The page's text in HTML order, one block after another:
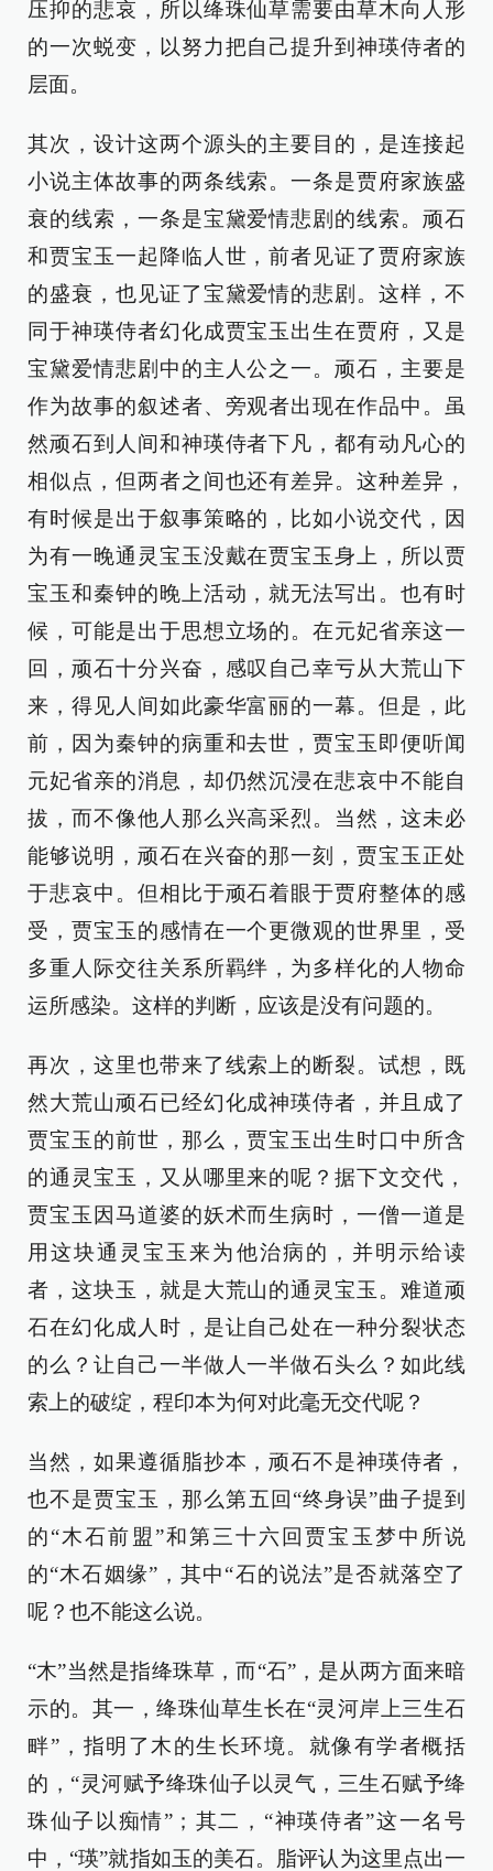
压抑的悲哀，所以绛珠仙草需要由草木向人形
的一次蜕变，以努力把自己提升到神瑛侍者的
层面。
其次，设计这两个源头的主要目的，是连接起
小说主体故事的两条线索。一条是贾府家族盛
衰的线索，一条是宝黛爱情悲剧的线索。顽石
和贾宝玉一起降临人世，前者见证了贾府家族
的盛衰，也见证了宝黛爱情的悲剧。这样，不
同于神瑛侍者幻化成贾宝玉出生在贾府，又是
宝黛爱情悲剧中的主人公之一。顽石，主要是
作为故事的叙述者、旁观者出现在作品中。虽
然顽石到人间和神瑛侍者下凡，都有动凡心的
相似点，但两者之间也还有差异。这种差异，
有时候是出于叙事策略的，比如小说交代，因
为有一晚通灵宝玉没戴在贾宝玉身上，所以贾
宝玉和秦钟的晚上活动，就无法写出。也有时
候，可能是出于思想立场的。在元妃省亲这一
回，顽石十分兴奋，感叹自己幸亏从大荒山下
来，得见人间如此豪华富丽的一幕。但是，此
前，因为秦钟的病重和去世，贾宝玉即便听闻
元妃省亲的消息，却仍然沉浸在悲哀中不能自
拔，而不像他人那么兴高采烈。当然，这未必
能够说明，顽石在兴奋的那一刻，贾宝玉正处
于悲哀中。但相比于顽石着眼于贾府整体的感
受，贾宝玉的感情在一个更微观的世界里，受
多重人际交往关系所羁绊，为多样化的人物命
运所感染。这样的判断，应该是没有问题的。
再次，这里也带来了线索上的断裂。试想，既
然大荒山顽石已经幻化成神瑛侍者，并且成了
贾宝玉的前世，那么，贾宝玉出生时口中所含
的通灵宝玉，又从哪里来的呢？据下文交代，
贾宝玉因马道婆的妖术而生病时，一僧一道是
用这块通灵宝玉来为他治病的，并明示给读
者，这块玉，就是大荒山的通灵宝玉。难道顽
石在幻化成人时，是让自己处在一种分裂状态
的么？让自己一半做人一半做石头么？如此线
索上的破绽，程印本为何对此毫无交代呢？
当然，如果遵循脂抄本，顽石不是神瑛侍者，
也不是贾宝玉，那么第五回“终身误”曲子提到
的“木石前盟”和第三十六回贾宝玉梦中所说
的“木石姻缘”，其中“石的说法”是否就落空了
呢？也不能这么说。
“木”当然是指绛珠草，而“石”，是从两方面来暗
示的。其一，绛珠仙草生长在“灵河岸上三生石
畔”，指明了木的生长环境。就像有学者概括
的，“灵河赋予绛珠仙子以灵气，三生石赋予绛
珠仙子以痴情”；其二，“神瑛侍者”这一名号
中，“瑛”就指如玉的美石。脂评认为这里点出一